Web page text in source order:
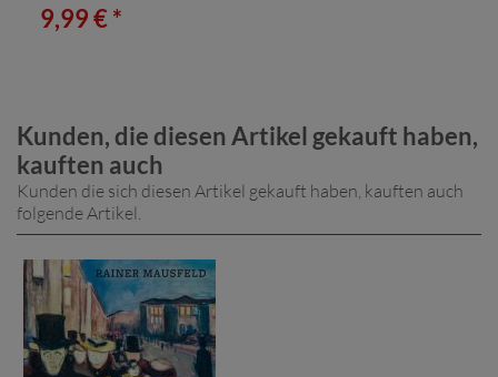
9,99 € *
Kunden, die diesen Artikel gekauft haben,
kauften auch
Kunden die sich diesen Artikel gekauft haben, kauften auch
folgende Artikel.